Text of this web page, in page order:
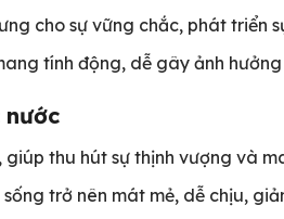
cho sự vững chắc, phát triển
tính động, dễ gây ảnh
thu hút sự thịnh vượng và
trở nên mát mẻ, dễ chịu,